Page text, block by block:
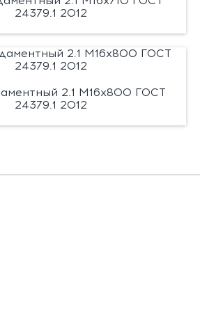
24379.1 2012
2.1 М16х800 ГОСТ
24379.1 2012